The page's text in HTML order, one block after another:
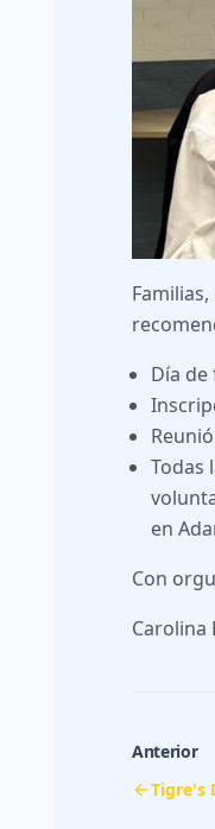
Día
Todas
en
Con
Carolina
Anterior
Tigre's